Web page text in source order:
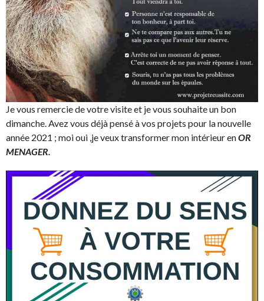
Je vous remercie de votre visite et je vous souhaite un bon
dimanche. Avez vous déjà pensé à vos projets pour la nouvelle
année 2021 ; moi oui ,je veux transformer mon intérieur enOR
MENAGER.